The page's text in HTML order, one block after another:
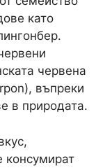
като
червена
въпреки
в природата.
консумират